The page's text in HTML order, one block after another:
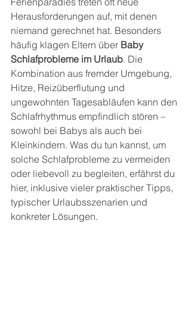
Herausforderungen auf, mit denen
niemand gerechnet hat. Besonders
häufig klagen Eltern über Baby
Schlafprobleme im Urlaub. Die
Kombination aus fremder Umgebung,
Hitze, Reizüberflutung und
ungewohnten Tagesabläufen kann den
Schlafrhythmus empfindlich stören –
sowohl bei Babys als auch bei
Kleinkindern. Was du tun kannst, um
solche Schlafprobleme zu vermeiden
oder liebevoll zu begleiten, erfährst du
hier, inklusive vieler praktischer Tipps,
typischer Urlaubsszenarien und
konkreter Lösungen.